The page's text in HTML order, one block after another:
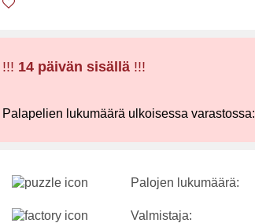
!!! 14 päivän sisällä !!!
Palapelien lukumäärä ulkoisessa varastossa:
Palojen lukumäärä:
Valmistaja: